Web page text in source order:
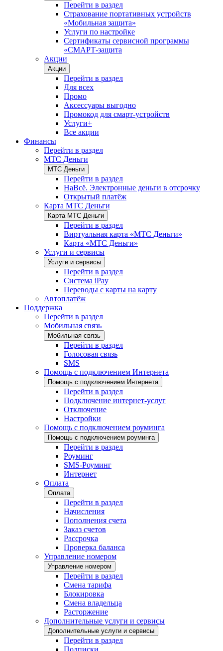
Перейти в раздел
Страхование портативных устройств
«Мобильная защита»
Услуги по настройке
Сертификаты сервисной программы
«СМАРТ-защита
Акции
Акции
Перейти в раздел
Для всех
Промо
Аксессуары выгодно
Промокод для смарт-устройств
Услуги+
Все акции
Финансы
Перейти в раздел
МТС Деньги
МТС Деньги
Перейти в раздел
НаВсё. Электронные деньги в отсрочку
Открытый платёж
Карта МТС Деньги
Карта МТС Деньги
Перейти в раздел
Виртуальная карта «МТС Деньги»
Карта «МТС Деньги»
Услуги и сервисы
Услуги и сервисы
Перейти в раздел
Система iPay
Переводы с карты на карту
Автоплатёж
Поддержка
Перейти в раздел
Мобильная связь
Мобильная связь
Перейти в раздел
Голосовая связь
SMS
Помощь с подключением Интернета
Помощь с подключением Интернета
Перейти в раздел
Подключение интернет-услуг
Отключение
Настройки
Помощь с подключением роуминга
Помощь с подключением роуминга
Перейти в раздел
Роуминг
SMS-Роуминг
Интернет
Оплата
Оплата
Перейти в раздел
Начисления
Пополнения счета
Заказ счетов
Рассрочка
Проверка баланса
Управление номером
Управление номером
Перейти в раздел
Смена тарифа
Блокировка
Смена владельца
Расторжение
Дополнительные услуги и сервисы
Дополнительные услуги и сервисы
Перейти в раздел
Подписки